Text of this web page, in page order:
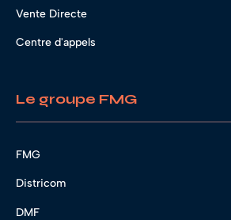
Vente Directe
Centre d'appels
Le groupe FMG
FMG
Districom
DMF